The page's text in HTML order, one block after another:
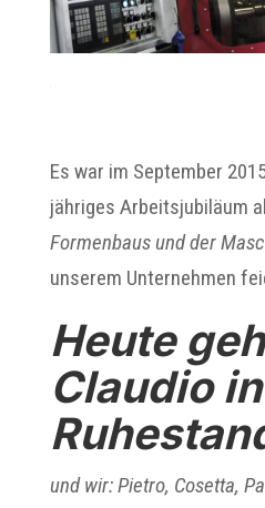
Es war im September
jähriges Arbeitsjubiläum
Formenbaus und der
unserem Unternehmen
Heute
Claudio
und wir: Pietro, Cosetta,